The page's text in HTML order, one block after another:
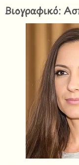
Βιογραφικό: